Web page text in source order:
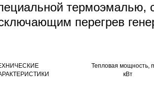
термоэмалью,
перегрев
Тепловая мощность,
кВт